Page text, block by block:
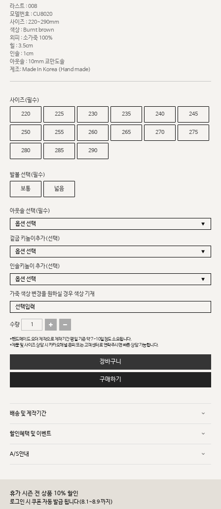
라스트 : 008
모델번호 : CU8020
사이즈 : 220~290mm
색상 : Burnt brown
외피 : 소가죽 100%
힐 : 3.5cm
인솔 : 1cm
아웃솔 : 10mm 코만도솔
제조: Made In Korea (Hand made)
사이즈(필수)
220 225 230 235 240 245
250 255 260 265 270 275
280 285 290
발볼 선택(필수)
보통 넓음
아웃솔 선택(필수)
겉굽 키높이추가(선택)
인솔키높이 추가(선택)
가죽 색상 변경을 원하실 경우 색상 기재
수량
*핸드메이드 오더 제작으로 제작기간 평일 기준 약 7~10일정도 소요됩니다.
*제품 및 사이즈 상담 시 카카오채널 문의 또는 고객센터로 연락주시면 빠른 상담 가능합니다.
장바구니
구매하기
배송 및 제작기간
할인혜택 및 이벤트
A/S안내
휴가 시즌 전 상품 10% 할인
로그인 시 쿠폰 자동 발급 됩니다(8.1~8.9 까지)